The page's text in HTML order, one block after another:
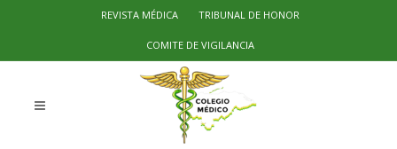
REVISTA MÉDICA TRIBUNAL DE HONOR
COMITE DE VIGILANCIA